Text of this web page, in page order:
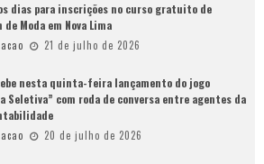
dias para inscrições no curso gratuito de
de Moda em Nova Lima
21 de julho de 2026
nesta quinta-feira lançamento do jogo
Seletiva” com roda de conversa entre agentes da
20 de julho de 2026